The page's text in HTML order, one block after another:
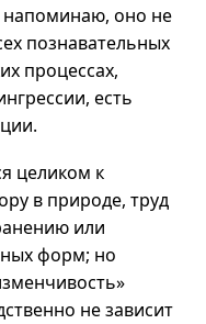
напоминаю, оно не
познавательных
процессах,
есть
целиком к
в природе, труд
или
форм; но
не зависит